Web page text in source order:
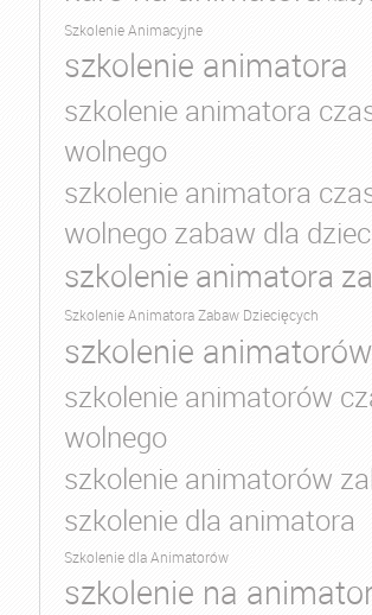
Szkolenie Animacyjne
szkolenie animatora
szkolenie animatora
wolnego
szkolenie animatora
wolnego zabaw dla
szkolenie animatora
Szkolenie Animatora Zabaw Dziecięcych
szkolenie animatorów
szkolenie animatorów
wolnego
szkolenie animatorów
szkolenie dla animatora
Szkolenie dla Animatorów
szkolenie na